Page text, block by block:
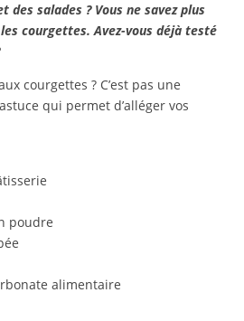
salades ? Vous ne savez plus
courgettes. Avez-vous déjà testé
courgettes ? C’est pas une
qui permet d’alléger vos
poudre
alimentaire